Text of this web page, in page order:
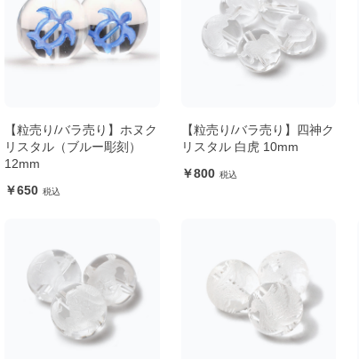
【粒売り/バラ売り】ホヌク
リスタル（ブルー彫刻）
12mm
650
【粒売り/バラ売り】四神ク
リスタル 白虎 10mm
800